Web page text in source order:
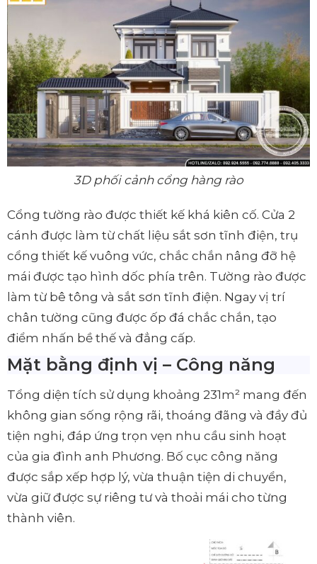
3D phối cảnh cổng hàng rào
Cổng tường rào được thiết kế khá kiên cố. Cửa 2
cánh được làm từ chất liệu sắt sơn tĩnh điện, trụ
cổng thiết kế vuông vức, chắc chắn nâng đỡ hệ
mái được tạo hình dốc phía trên. Tường rào được
làm từ bê tông và sắt sơn tĩnh điện. Ngay vị trí
chân tường cũng được ốp đá chắc chắn, tạo
điểm nhấn bề thế và đẳng cấp.
Mặt bằng định vị – Công năng
Tổng diện tích sử dụng khoảng 231m² mang đến
không gian sống rộng rãi, thoáng đãng và đầy đủ
tiện nghi, đáp ứng trọn vẹn nhu cầu sinh hoạt
của gia đình anh Phương. Bố cục công năng
được sắp xếp hợp lý, vừa thuận tiện di chuyển,
vừa giữ được sự riêng tư và thoải mái cho từng
thành viên.